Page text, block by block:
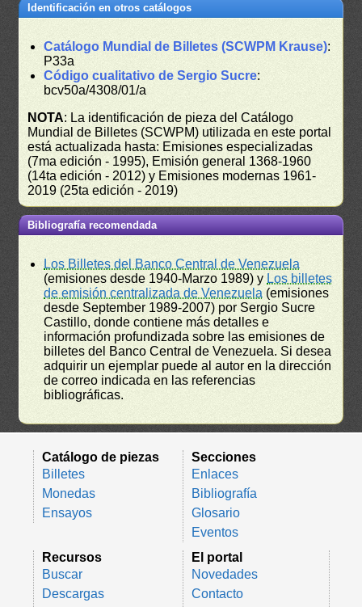
Identificación en otros catálogos
Catálogo Mundial de Billetes (SCWPM Krause):
P33a
Código cualitativo de Sergio Sucre:
bcv50a/4308/01/a
NOTA: La identificación de pieza del Catálogo
Mundial de Billetes (SCWPM) utilizada en este portal
está actualizada hasta: Emisiones especializadas
(7ma edición - 1995), Emisión general 1368-1960
(14ta edición - 2012) y Emisiones modernas 1961-
2019 (25ta edición - 2019)
Bibliografía recomendada
Los Billetes del Banco Central de Venezuela
(emisiones desde 1940-Marzo 1989) y Los billetes
de emisión centralizada de Venezuela (emisiones
desde September 1989-2007) por Sergio Sucre
Castillo, donde contiene más detalles e
información profundizada sobre las emisiones de
billetes del Banco Central de Venezuela. Si desea
adquirir un ejemplar puede al autor en la dirección
de correo indicada en las referencias
bibliográficas.
Catálogo de piezas
Billetes
Monedas
Ensayos
Secciones
Enlaces
Bibliografía
Glosario
Eventos
Recursos
Buscar
Descargas
El portal
Novedades
Contacto